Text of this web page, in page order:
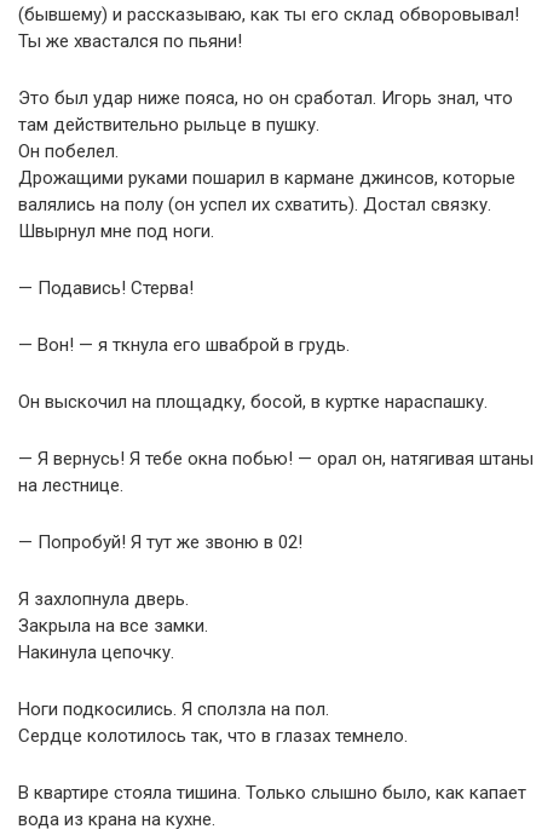
(бывшему) и рассказываю, как ты его склад обворовывал!
Ты же хвастался по пьяни!
Это был удар ниже пояса, но он сработал. Игорь знал, что
там действительно рыльце в пушку.
Он побелел.
Дрожащими руками пошарил в кармане джинсов, которые
валялись на полу (он успел их схватить). Достал связку.
Швырнул мне под ноги.
— Подавись! Стерва!
— Вон! — я ткнула его шваброй в грудь.
Он выскочил на площадку, босой, в куртке нараспашку.
— Я вернусь! Я тебе окна побью! — орал он, натягивая штаны
на лестнице.
— Попробуй! Я тут же звоню в 02!
Я захлопнула дверь.
Закрыла на все замки.
Накинула цепочку.
Ноги подкосились. Я сползла на пол.
Сердце колотилось так, что в глазах темнело.
В квартире стояла тишина. Только слышно было, как капает
вода из крана на кухне.